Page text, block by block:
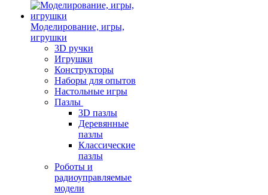
Моделирование, игры,
игрушки
3D ручки
Игрушки
Конструкторы
Наборы для опытов
Настольные игры
Пазлы
3D пазлы
Деревянные
пазлы
Классические
пазлы
Роботы и
радиоуправляемые
модели